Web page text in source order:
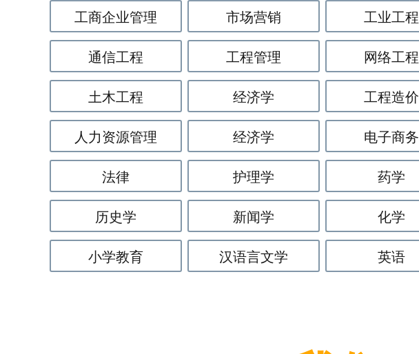
工商企业管理 市场营销 工业工程
通信工程 工程管理 网络工程
土木工程 经济学 工程造价
人力资源管理 经济学 电子商务
法律 护理学 药学
历史学 新闻学 化学
小学教育 汉语言文学 英语